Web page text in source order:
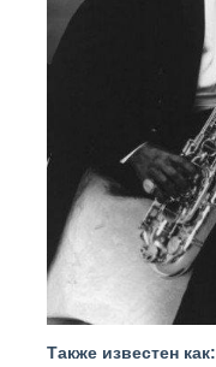
Также известен как: